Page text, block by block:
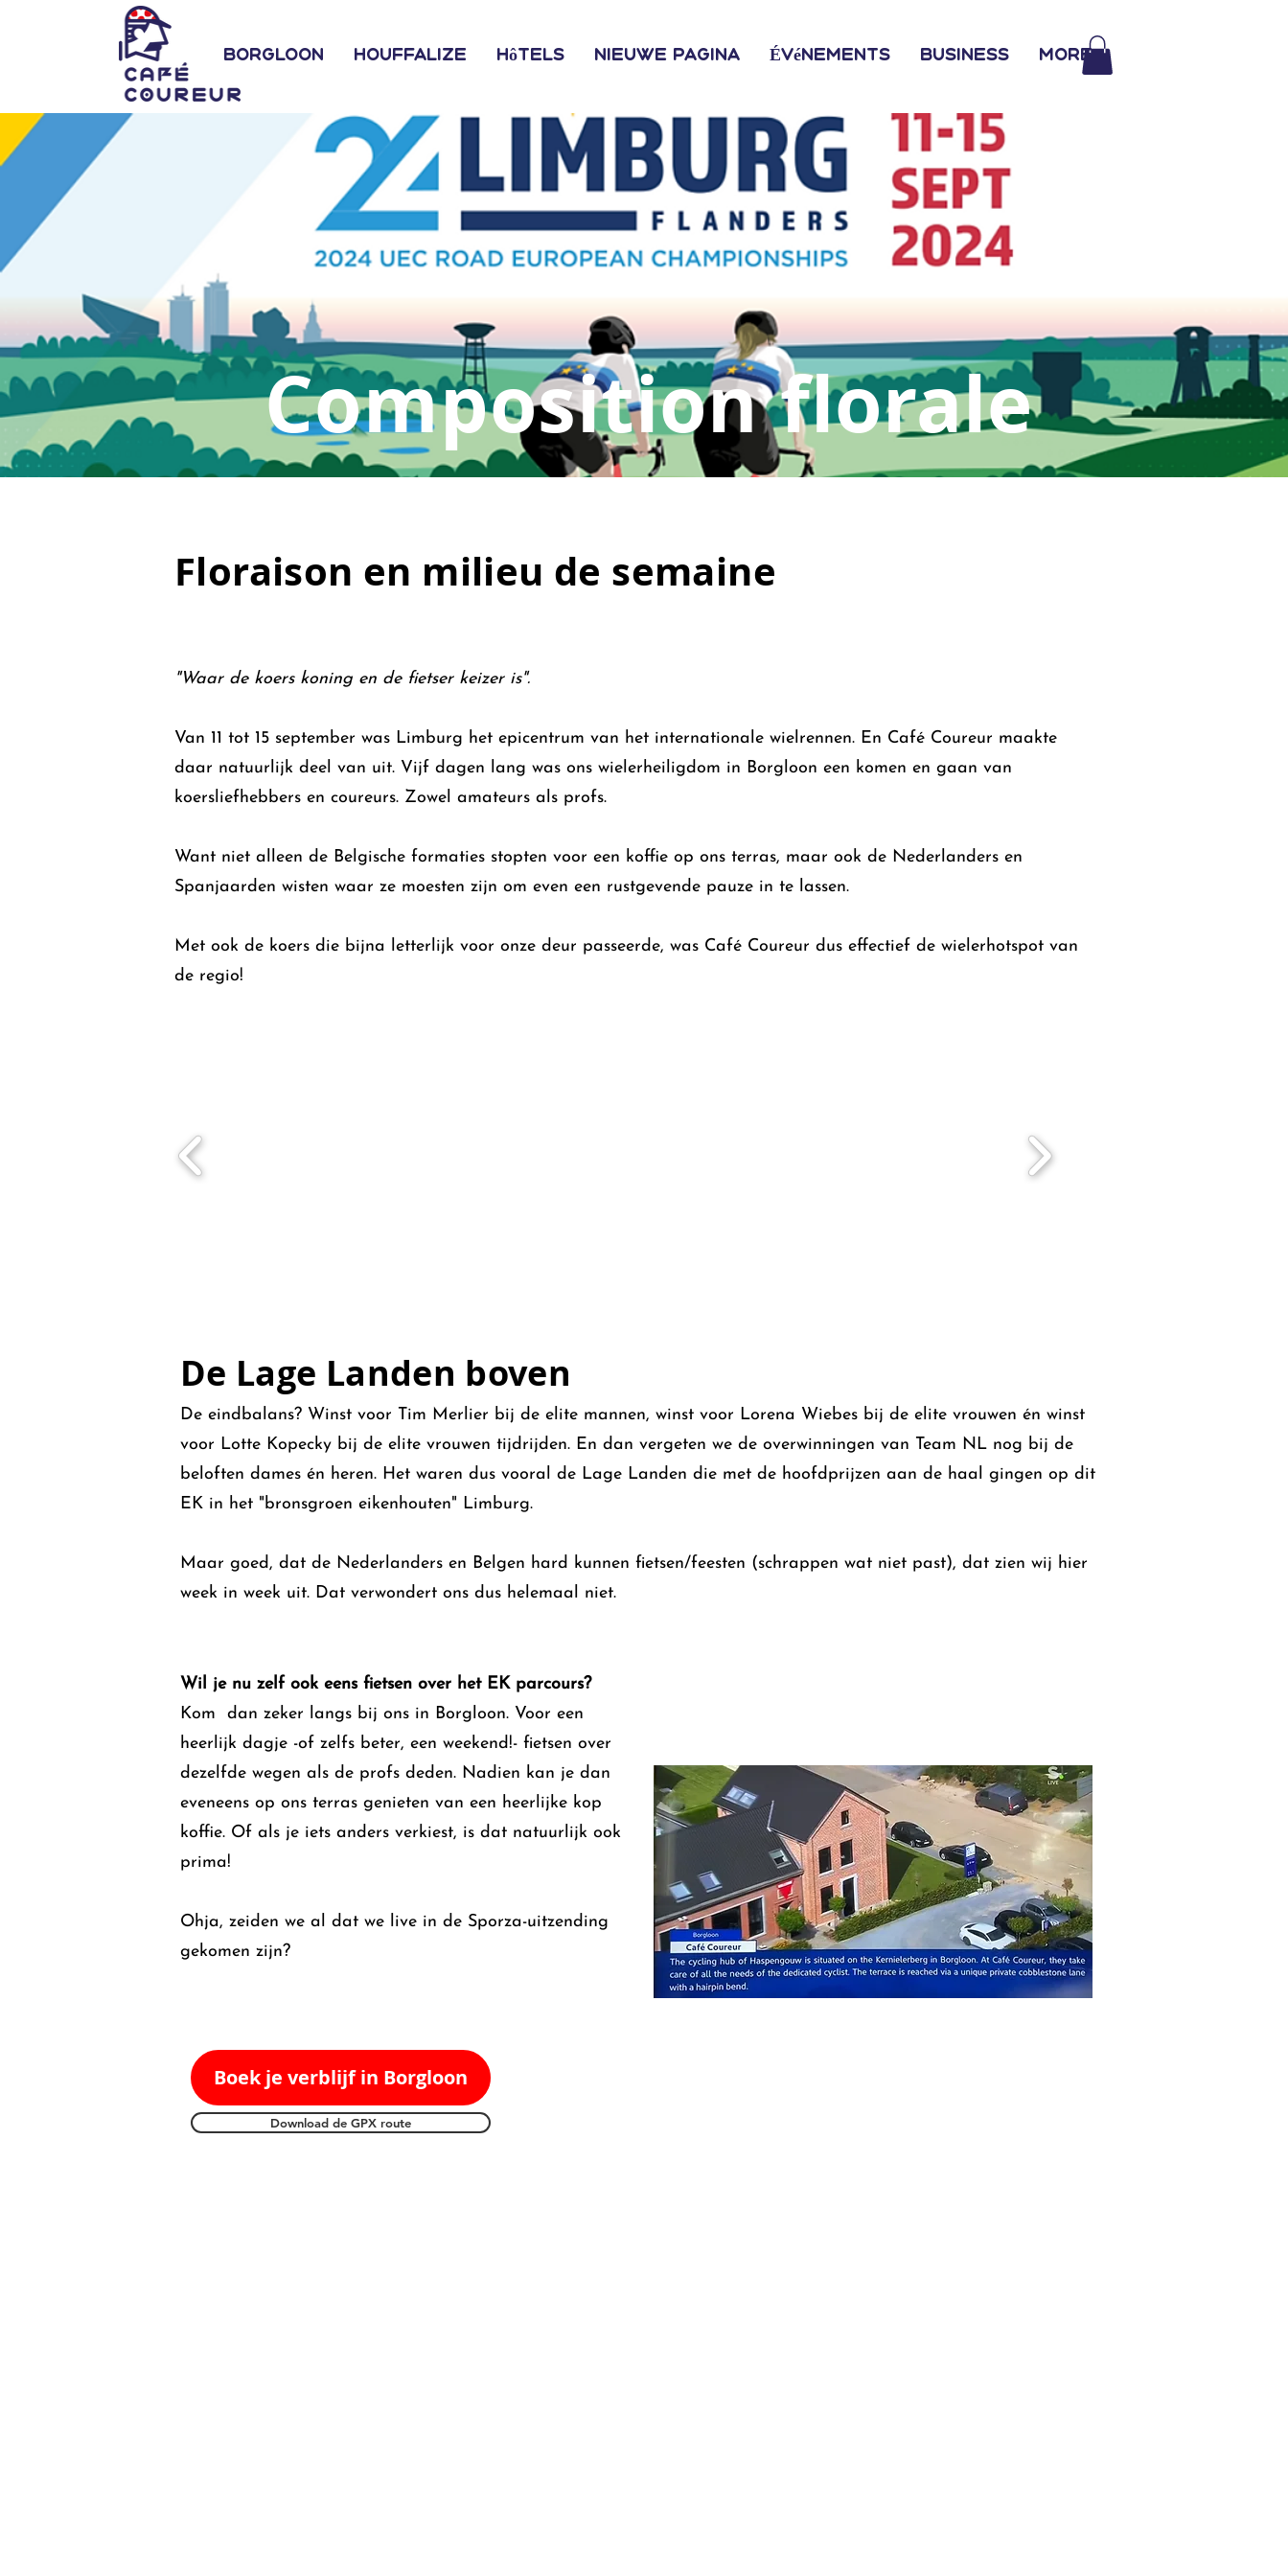
Borgloon Houffalize Hôtels Nieuwe pagina Événements Business More
Composition florale
Floraison en milieu de semaine
"Waar de koers koning en de fietser keizer is".
Van 11 tot 15 september was Limburg het epicentrum van het internationale wielrennen. En Café Coureur maakte
daar natuurlijk deel van uit. Vijf dagen lang was ons wielerheiligdom in Borgloon een komen en gaan van
koersliefhebbers en coureurs. Zowel amateurs als profs.
Want niet alleen de Belgische formaties stopten voor een koffie op ons terras, maar ook de Nederlanders en
Spanjaarden wisten waar ze moesten zijn om even een rustgevende pauze in te lassen.
Met ook de koers die bijna letterlijk voor onze deur passeerde, was Café Coureur dus effectief de wielerhotspot van
de regio!
Wil je nu zelf ook eens fietsen over het EK parcours?
Kom dan zeker langs bij ons in Borgloon. Voor een
heerlijk dagje -of zelfs beter, een weekend!- fietsen over
dezelfde wegen als de profs deden. Nadien kan je dan
eveneens op ons terras genieten van een heerlijke kop
koffie. Of als je iets anders verkiest, is dat natuurlijk ook
prima!
Ohja, zeiden we al dat we live in de Sporza-uitzending
gekomen zijn?
De Lage Landen boven
De eindbalans? Winst voor Tim Merlier bij de elite mannen, winst voor Lorena Wiebes bij de elite vrouwen én winst
voor Lotte Kopecky bij de elite vrouwen tijdrijden. En dan vergeten we de overwinningen van Team NL nog bij de
beloften dames én heren. Het waren dus vooral de Lage Landen die met de hoofdprijzen aan de haal gingen op dit
EK in het "bronsgroen eikenhouten" Limburg.
Maar goed, dat de Nederlanders en Belgen hard kunnen fietsen/feesten (schrappen wat niet past), dat zien wij hier
week in week uit. Dat verwondert ons dus helemaal niet.
Boek je verblijf in Borgloon
Download de GPX route